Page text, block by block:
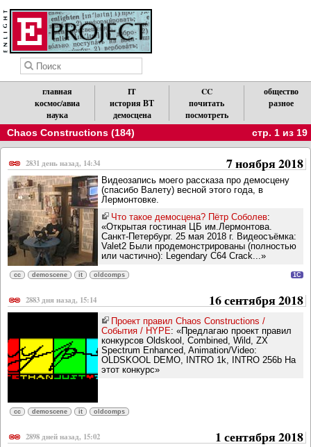
главная
космос/авиа
наука
IT
история ВТ
демосцена
CC
почитать
посмотреть
общество
разное
Chaos Constructions (184) стр. 1 из 19
2831 день назад, 14:34 7 ноября 2018
Видеозапись моего рассказа про демосцену
(спасибо Валету) весной этого года, в
Лермонтовке.
Что такое демосцена? Пётр Соболев:
«Открытая гостиная ЦБ им.Лермонтова.
Санкт-Петербург. 25 мая 2018 г. Видеосъёмка:
Valet2 Были продемонстрированы (полностью
или частично): Legendary C64 Crack...»
cc demoscene it oldcomps 1C
2883 дня назад, 15:14 16 сентября 2018
Проект правил Chaos Constructions /
События / HYPE: «Предлагаю проект правил
конкурсов Oldskool, Combined, Wild, ZX
Spectrum Enhanced, Animation/Video:
OLDSKOOL DEMO, INTRO 1k, INTRO 256b На
этот конкурс»
cc demoscene it oldcomps
2898 дней назад, 15:02 1 сентября 2018